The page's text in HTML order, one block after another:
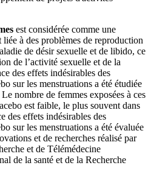
est considérée comme une
à des problèmes de reproduction
de désir sexuelle et de libido, ce
de l’activité sexuelle et de la
des effets indésirables des
sur les menstruations a été étudiée
nombre de femmes exposées à ces
est faible, le plus souvent dans
des effets indésirables des
sur les menstruations a été évaluée
et de recherches réalisé par
et de Télémédecine
de la santé et de la Recherche